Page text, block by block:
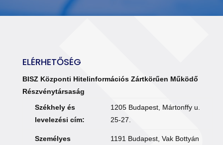
ELÉRHETŐSÉG
BISZ Központi Hitelinformációs Zártkörűen Működő
Részvénytársaság
Székhely és
levelezési cím:
1205 Budapest, Mártonffy u.
25-27.
Személyes
1191 Budapest, Vak Bottyán